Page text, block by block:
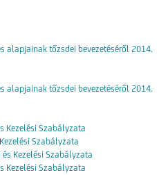
alapjainak tőzsdei bevezetéséről 2014.
alapjainak tőzsdei bevezetéséről 2014.
Kezelési Szabályzata
Szabályzata
Kezelési Szabályzata
Kezelési Szabályzata